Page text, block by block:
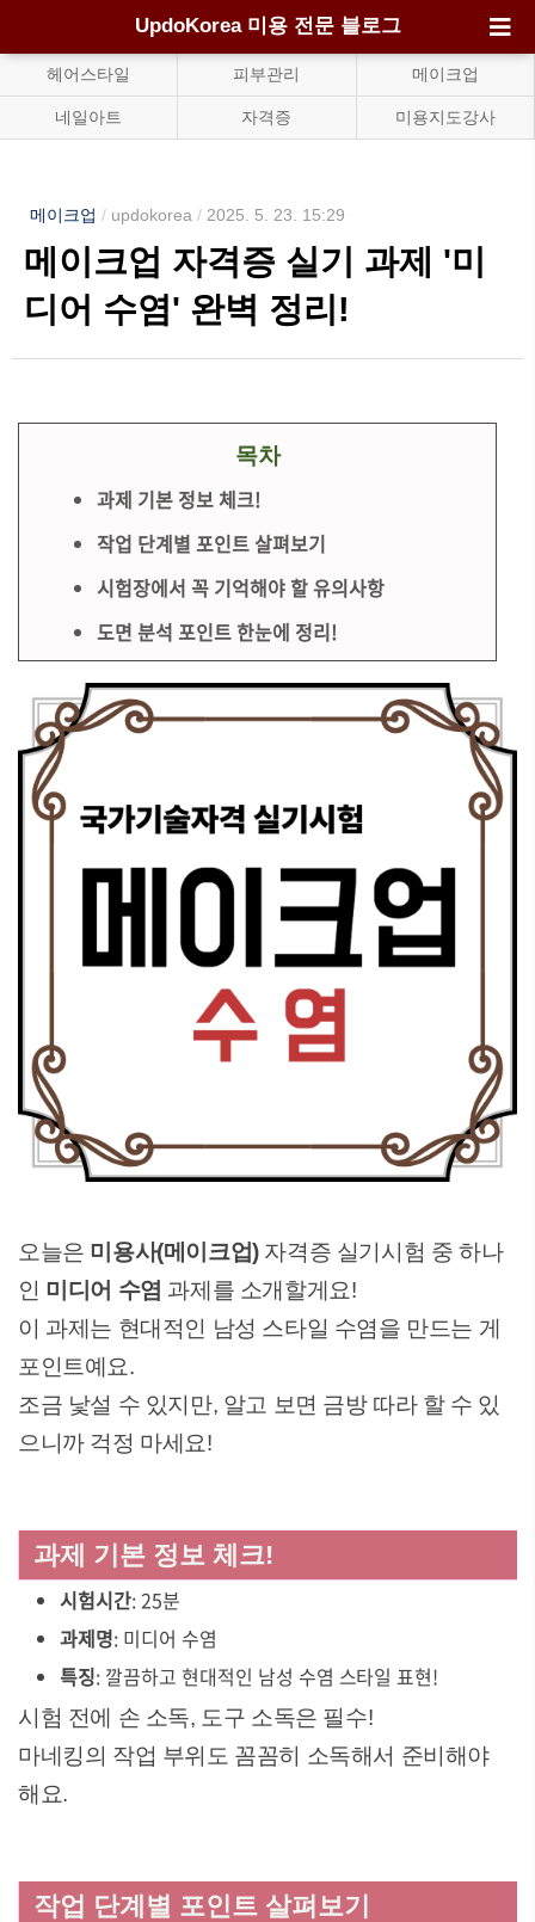
UpdoKorea 미용 전문 블로그
헤어스타일 피부관리 메이크업
네일아트 자격증 미용지도강사
메이크업 / updokorea / 2025. 5. 23. 15:29
메이크업 자격증 실기 과제 '미
디어 수염' 완벽 정리!
목차
과제 기본 정보 체크!
작업 단계별 포인트 살펴보기
시험장에서 꼭 기억해야 할 유의사항
도면 분석 포인트 한눈에 정리!
오늘은 미용사(메이크업)자격증 실기시험 중 하나
인 미디어 수염 과제를 소개할게요!
이 과제는 현대적인 남성 스타일 수염을 만드는 게
포인트예요.
조금 낯설 수 있지만, 알고 보면 금방 따라 할 수 있
으니까 걱정 마세요!
과제 기본 정보 체크!
시험시간: 25분
과제명: 미디어 수염
특징: 깔끔하고 현대적인 남성 수염 스타일 표현!
시험 전에 손 소독, 도구 소독은 필수!
마네킹의 작업 부위도 꼼꼼히 소독해서 준비해야
해요.
작업 단계별 포인트 살펴보기